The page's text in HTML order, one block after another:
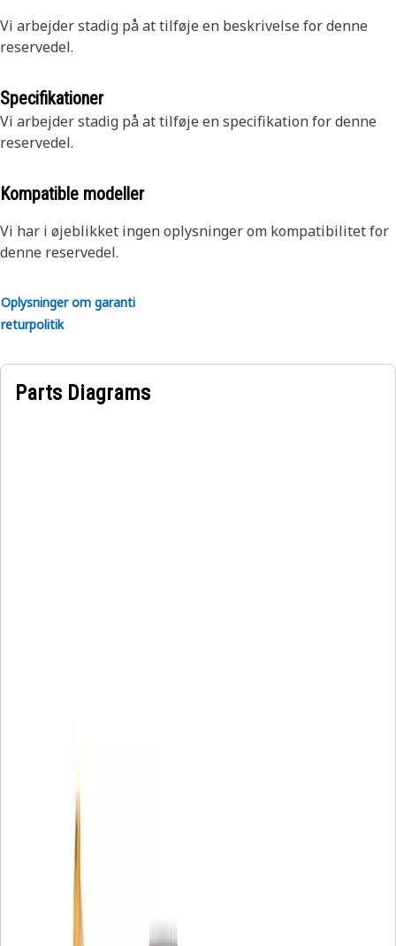
Vi arbejder stadig på at tilføje en beskrivelse for denne
reservedel.
Specifikationer
Vi arbejder stadig på at tilføje en specifikation for denne
reservedel.
Kompatible modeller
Vi har i øjeblikket ingen oplysninger om kompatibilitet for
denne reservedel.
Oplysninger om garanti
returpolitik
Parts Diagrams